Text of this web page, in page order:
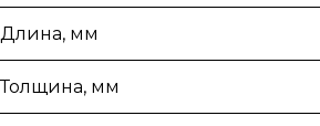
Длина, мм
Толщина, мм